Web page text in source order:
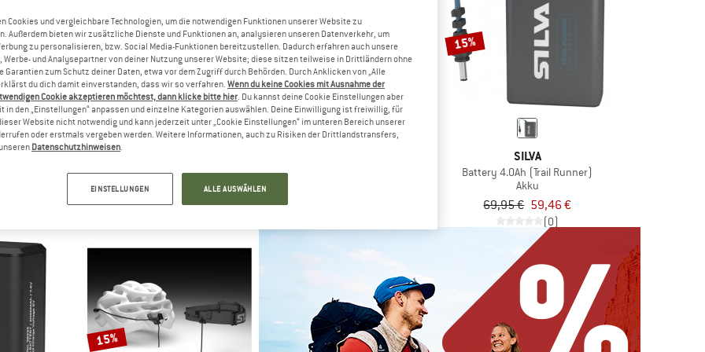
35%
Trail Runner Free 2 Extension Cable
24,95 € 16,22 €
35% 15%
SILVA
Battery 4.0Ah (Trail Runner)
Akku
69,95 € 59,46 €
(0)
15%
Cookies und vergleichbare Technologien, um die notwendigen Funktionen unserer Website zu
Außerdem bieten wir zusätzliche Dienste und Funktionen an, analysieren unseren Datenverkehr, um
zu personalisieren, bzw. Social Media-Funktionen bereitzustellen. Dadurch erfahren auch unsere
Werbe- und Analysepartner von deiner Nutzung unserer Website; diese sitzen teilweise in Drittländern ohne
Garantien zum Schutz deiner Daten, etwa vor dem Zugriff durch Behörden. Durch Anklicken von „Alle
du dich damit einverstanden, dass wir so verfahren. Wenn du keine Cookies mit Ausnahme der
Cookie akzeptieren möchtest, dann klicke bitte hier . Du kannst deine Cookie Einstellungen aber
in den „Einstellungen“ anpassen und einzelne Kategorien auswählen. Deine Einwilligung ist freiwillig, für
Website nicht notwendig und kann jederzeit unter „Cookie Einstellungen“ im unteren Bereich unserer
oder erstmals vergeben werden. Weitere Informationen, auch zu Risiken der Drittlandstransfers,
Datenschutzhinweisen
EINSTELLUNGEN ALLE AUSWÄHLEN